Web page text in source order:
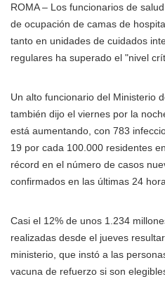
ROMA – Los funcionarios de
de ocupación de camas de
tanto en unidades de cuidados
regulares ha superado el "nivel
Un alto funcionario del Ministerio
también dijo el viernes por la
está aumentando, con 783
19 por cada 100.000 residentes
récord en el número de casos
confirmados en las últimas 24
Casi el 12% de unos 1.234
realizadas desde el jueves
ministerio, que instó a las
vacuna de refuerzo si son